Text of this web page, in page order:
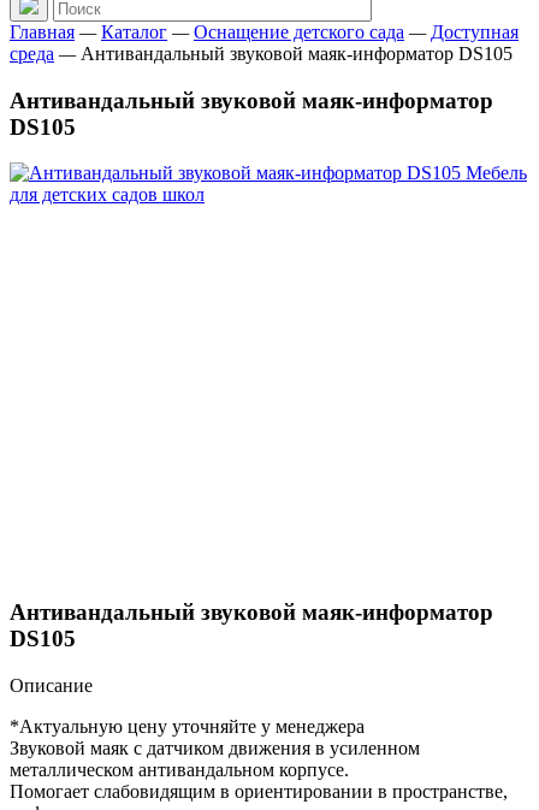
Главная —Каталог —Оснащение детского сада — Доступная
среда — Антивандальный звуковой маяк-информатор DS105
Антивандальный звуковой маяк-информатор
DS105
Антивандальный звуковой маяк-информатор
DS105
Описание
*Актуальную цену уточняйте у менеджера
Звуковой маяк с датчиком движения в усиленном
металлическом антивандальном корпусе.
Помогает слабовидящим в ориентировании в пространстве,